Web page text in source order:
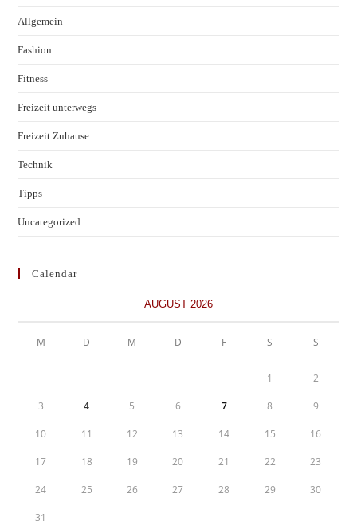
Allgemein
Fashion
Fitness
Freizeit unterwegs
Freizeit Zuhause
Technik
Tipps
Uncategorized
Calendar
AUGUST 2026
M D M D F S S
1 2
3 4 5 6 7 8 9
10 11 12 13 14 15 16
17 18 19 20 21 22 23
24 25 26 27 28 29 30
31